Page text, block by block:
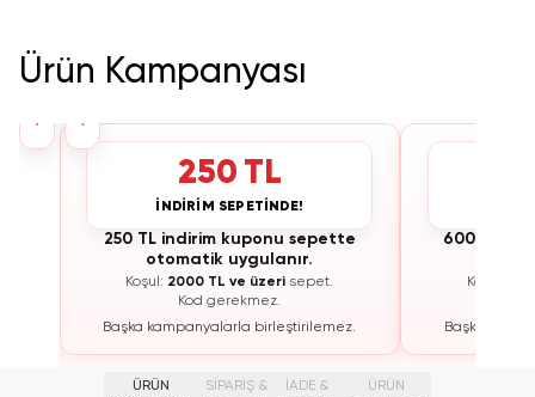
Ürün Kampanyası
‹
›
250 TL
İNDİRİM SEPETİNDE!
250 TL indirim kuponu sepette
otomatik uygulanır.
Koşul: 2000 TL ve üzeri sepet.
Kod gerekmez.
Başka kampanyalarla birleştirilemez.
600 TL
Koşul:
Başka
ÜRÜN
SİPARİŞ &
İADE &
ÜRÜN